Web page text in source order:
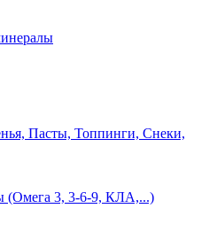
Пасты, Топпинги, Снеки,
(Омега 3, 3-6-9, КЛА,...)